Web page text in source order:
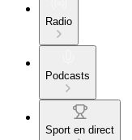
Radio
Podcasts
Sport en direct